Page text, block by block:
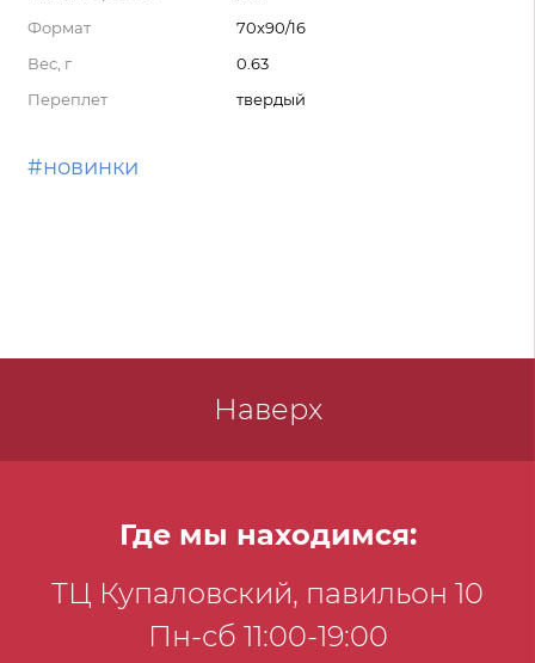
Формат
70x90/16
Вес, г
0.63
Переплет
твердый
#новинки
Наверх
Где мы находимся:
ТЦ Купаловский, павильон 10
Пн-сб 11:00-19:00